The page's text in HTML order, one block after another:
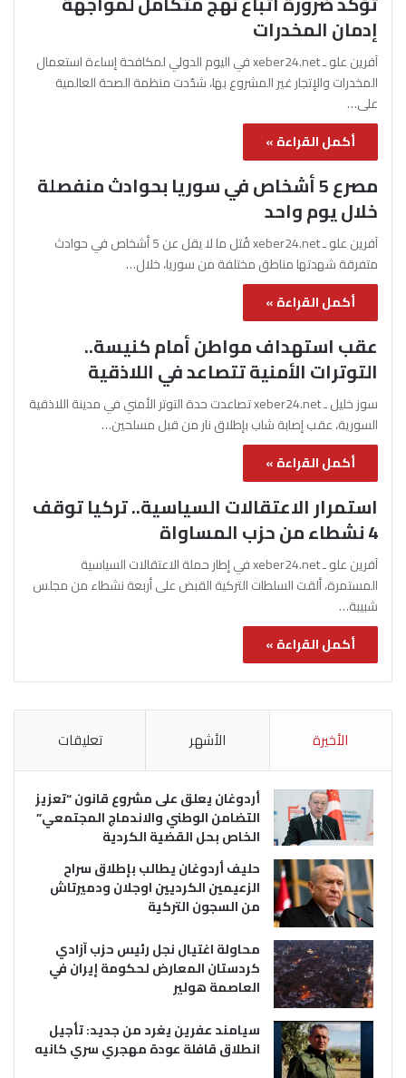
إدمان المخدرات
آفرين علو ـ xeber24.net في اليوم الدولي لمكافحة إساءة استعمال
المخدرات والإتجار غير المشروع بها، شدّدت منظمة الصحة العالمية
على…
أكمل القراءة »
مصرع 5 أشخاص في سوريا بحوادث منفصلة
خلال يوم واحد
آفرين علو ـ xeber24.net قُتل ما لا يقل عن 5 أشخاص في حوادث
متفرقة شهدتها مناطق مختلفة من سوريا، خلال…
أكمل القراءة »
عقب استهداف مواطن أمام كنيسة..
التوترات الأمنية تتصاعد في اللاذقية
سوز خليل ـ xeber24.net تصاعدت حدة التوتر الأمني في مدينة اللاذقية
السورية، عقب إصابة شاب بإطلاق نار من قبل مسلحين…
أكمل القراءة »
استمرار الاعتقالات السياسية.. تركيا توقف
4 نشطاء من حزب المساواة
آفرين علو ـ xeber24.net في إطار حملة الاعتقالات السياسية
المستمرة، ألقت السلطات التركية القبض على أربعة نشطاء من مجلس
شبيبة…
أكمل القراءة »
الأخيرة الأشهر تعليقات
أردوغان يعلق على مشروع قانون “تعزيز
التضامن الوطني والاندماج المجتمعي”
الخاص بحل القضية الكردية
حليف أردوغان يطالب بإطلاق سراح
الزعيمين الكرديين اوجلان ودميرتاش
من السجون التركية
محاولة اغتيال نجل رئيس حزب آزادي
كردستان المعارض لحكومة إيران في
العاصمة هولير
سيامند عفرين يغرد من جديد: تأجيل
انطلاق قافلة عودة مهجري سري كانيه